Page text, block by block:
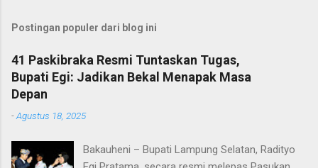
Postingan populer dari blog ini
41 Paskibraka Resmi Tuntaskan Tugas,
Bupati Egi: Jadikan Bekal Menapak Masa
Depan
-Agustus 18, 2025
Bakauheni – Bupati Lampung Selatan, Radityo